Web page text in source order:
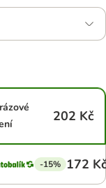
202 Kč
-15% 172